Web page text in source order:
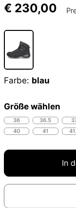
€ 230,00
Farbe: blau
Größe wählen
36 36.5
40
41
In